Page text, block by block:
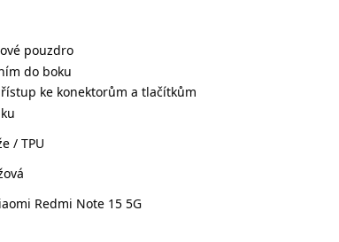
pouzdro
do boku
ke konektorům a tlačítkům
/ TPU
Redmi Note 15 5G